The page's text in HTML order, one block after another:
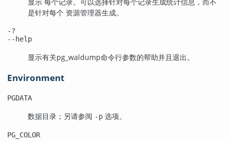
是针对每个 资源管理器生成。
-?
--help
显示有关pg_waldump命令行参数的帮助并且退出。
Environment
PGDATA
数据目录；另请参阅 -p 选项。
PG_COLOR